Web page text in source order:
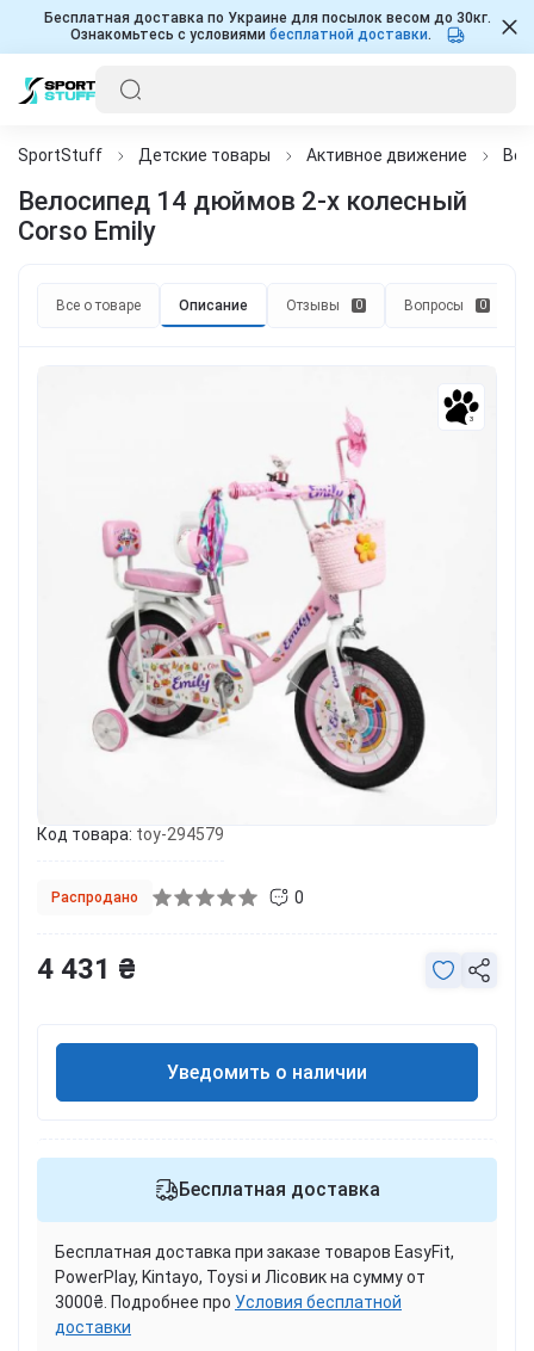
Бесплатная доставка по Украине для посылок весом до 30кг.
Ознакомьтесь с условиями бесплатной доставки.
SportStuff Детские товары Активное движение
Велосипед 14 дюймов 2-х колесный
Corso Emily
Все о товаре Описание Отзывы 0 Вопросы 0
3
Код товара: toy-294579
Распродано 0
4 431 ₴
Уведомить о наличии
Бесплатная доставка
Бесплатная доставка при заказе товаров EasyFit,
PowerPlay, Kintayo, Toysi и Лісовик на сумму от
3000₴. Подробнее про Условия бесплатной
доставки